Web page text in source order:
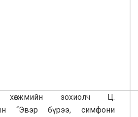
хөгжмийн зохиолч Ц.
“Эвэр бүрээ, симфони